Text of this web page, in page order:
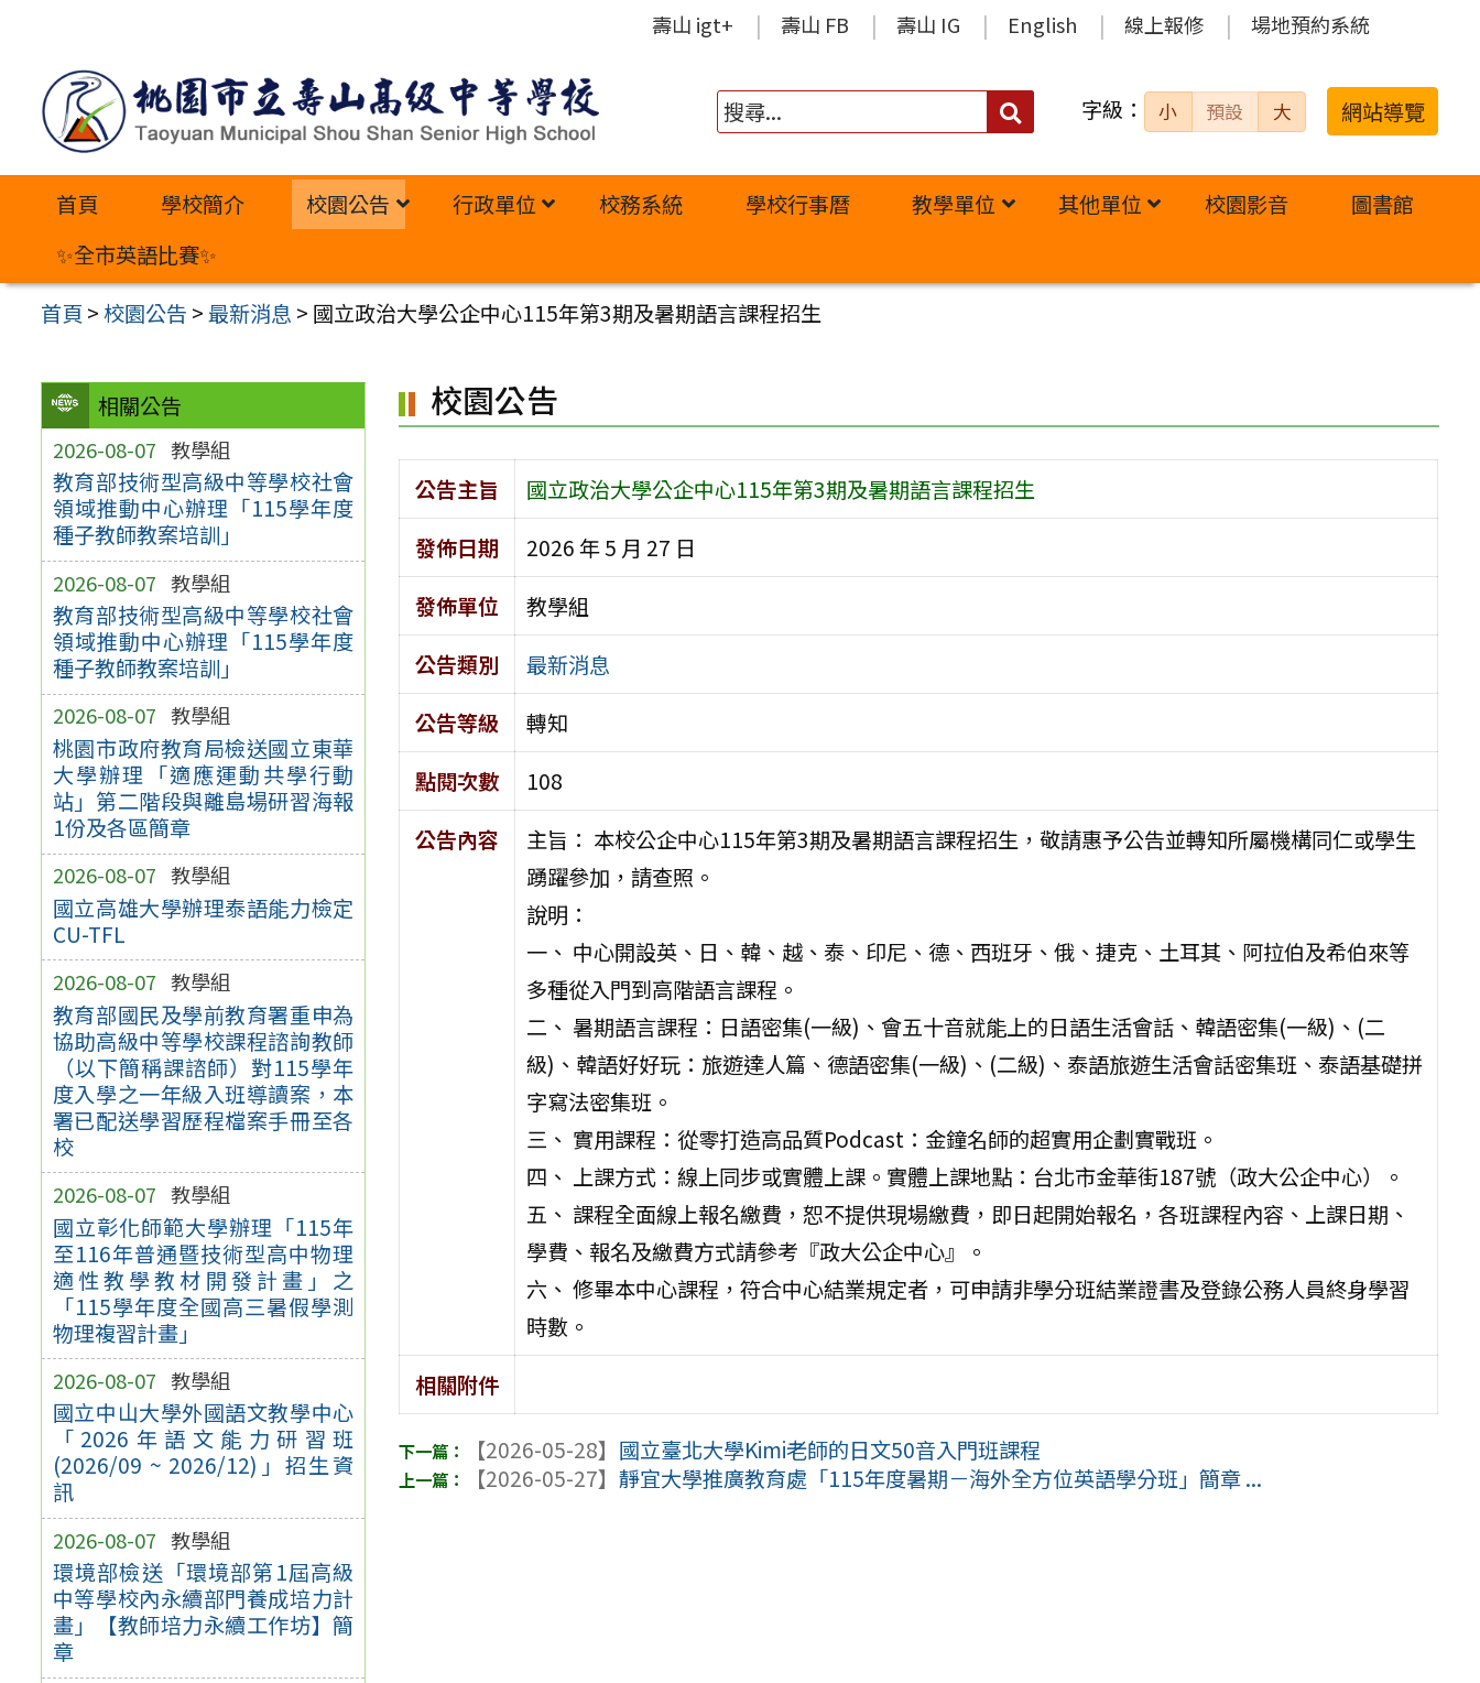
內
壽山 igt+ 壽山 FB 壽山 IG English 線上報修 場地預約系統
搜
字級： 小 預設 大 網站導覽
首頁 學校簡介 校園公告 行政單位 校務系統 學校行事曆 教學單位 其他單位 校園影音
圖書館
✨全市英語比賽✨
首頁 >校園公告 >最新消息 > 國立政治大學公企中心115年第3期及暑期語言課程招生
相關公告
2026-08-07 教學組
教育部技術型高級中等學校社會
領域推動中心辦理「115學年度
種子教師教案培訓」
2026-08-07 教學組
教育部技術型高級中等學校社會
領域推動中心辦理「115學年度
種子教師教案培訓」
2026-08-07 教學組
桃園市政府教育局檢送國立東華
大學辦理「適應運動共學行動
站」第二階段與離島場研習海報
1份及各區簡章
2026-08-07 教學組
國立高雄大學辦理泰語能力檢定
CU-TFL
2026-08-07 教學組
教育部國民及學前教育署重申為
協助高級中等學校課程諮詢教師
（以下簡稱課諮師）對115學年
度入學之一年級入班導讀案，本
署已配送學習歷程檔案手冊至各
校
2026-08-07 教學組
國立彰化師範大學辦理「115年
至116年普通暨技術型高中物理
適性教學教材開發計畫」之
「115學年度全國高三暑假學測
物理複習計畫」
2026-08-07 教學組
國立中山大學外國語文教學中心
「2026年語文能力研習班
(2026/09 ~ 2026/12)」招生資
訊
2026-08-07 教學組
環境部檢送「環境部第1屆高級
中等學校內永續部門養成培力計
畫」【教師培力永續工作坊】簡
章
校園公告
公告主旨
國立政治大學公企中心115年第3期及暑期語言課程招生
發佈日期
2026 年 5 月 27 日
發佈單位
教學組
公告類別
最新消息
公告等級
轉知
點閱次數
108
公告內容
主旨： 本校公企中心115年第3期及暑期語言課程招生，敬請惠予公告並轉知所屬機構同仁或學生
踴躍參加，請查照。
說明：
一、 中心開設英、日、韓、越、泰、印尼、德、西班牙、俄、捷克、土耳其、阿拉伯及希伯來等
多種從入門到高階語言課程。
二、 暑期語言課程：日語密集(一級)、會五十音就能上的日語生活會話、韓語密集(一級)、(二
級)、韓語好好玩：旅遊達人篇、德語密集(一級)、(二級)、泰語旅遊生活會話密集班、泰語基礎拼
字寫法密集班。
三、 實用課程：從零打造高品質Podcast：金鐘名師的超實用企劃實戰班。
四、 上課方式：線上同步或實體上課。實體上課地點：台北市金華街187號（政大公企中心）。
五、 課程全面線上報名繳費，恕不提供現場繳費，即日起開始報名，各班課程內容、上課日期、
學費、報名及繳費方式請參考『政大公企中心』。
六、 修畢本中心課程，符合中心結業規定者，可申請非學分班結業證書及登錄公務人員終身學習
時數。
相關附件
【2026-05-28】 國立臺北大學Kimi老師的日文50音入門班課程
【2026-05-27】靜宜大學推廣教育處「115年度暑期－海外全方位英語學分班」簡章 ...